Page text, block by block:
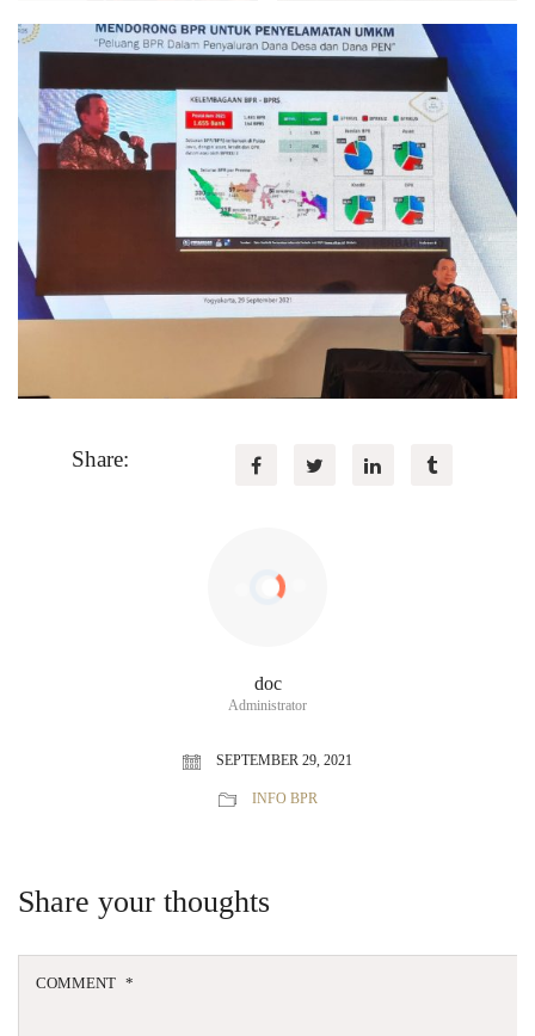
Share:
doc
Administrator
SEPTEMBER 29, 2021
INFO BPR
Share your thoughts
COMMENT *